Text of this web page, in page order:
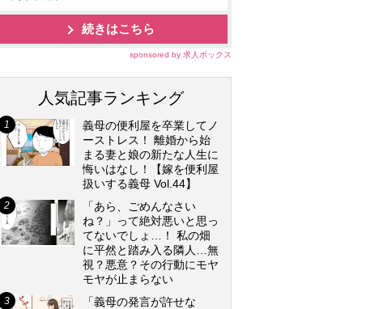
続きはこちら
sponsored by 求人ボックス
人気記事ランキング
義母の便利屋を卒業してノ
ーストレス！ 離婚から始
まる妻と娘の新たな人生に
悔いはなし！【嫁を便利屋
扱いする義母 Vol.44】
「あら、ごめんなさい
ね？」って絶対悪いと思っ
てないでしょ…！ 私の畑
に平然と踏み入る隣人…無
視？悪意？その行動にモヤ
モヤが止まらない
「義母の発言が許せな